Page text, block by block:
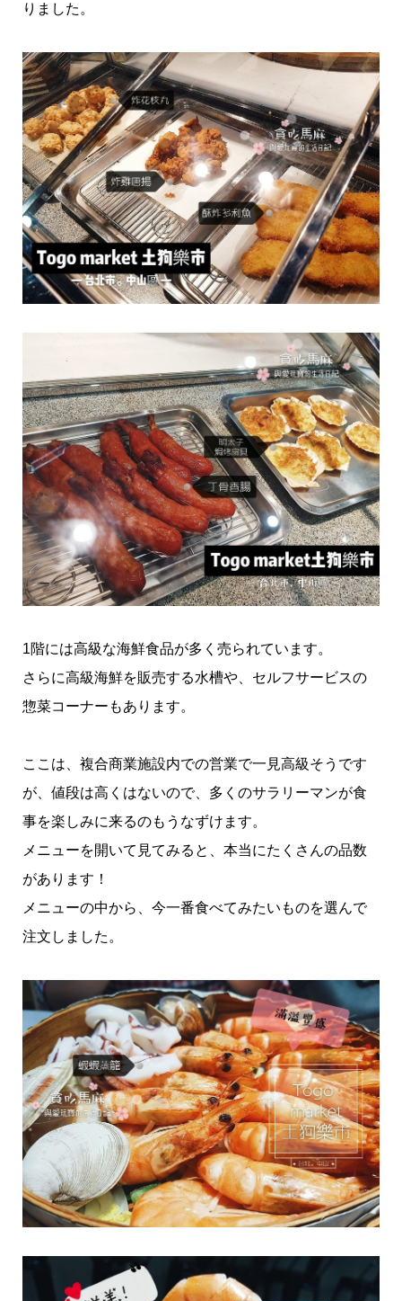
りました。
1階には高級な海鮮食品が多く売られています。
さらに高級海鮮を販売する水槽や、セルフサービスの
惣菜コーナーもあります。
ここは、複合商業施設内での営業で一見高級そうです
が、値段は高くはないので、多くのサラリーマンが食
事を楽しみに来るのもうなずけます。
メニューを開いて見てみると、本当にたくさんの品数
があります！
メニューの中から、今一番食べてみたいものを選んで
注文しました。